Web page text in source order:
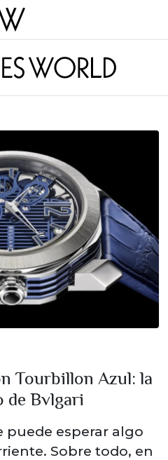
Tourbillon Azul: la
de Bvlgari
puede esperar algo
Sobre todo, en